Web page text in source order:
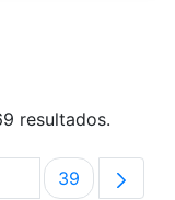
resultados.
intermedias
Página
39